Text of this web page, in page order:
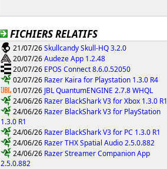
FICHIERS RELATIFS
21/07/26Skullcandy Skull-HQ 3.2.0
20/07/26Audeze App 1.2.48
20/07/26 EPOS Connect 8.6.0.52050
02/07/26 Razer Kaira for Playstation 1.3.0 R4
01/07/26 JBL QuantumENGINE 2.7.8 WHQL
24/06/26 Razer BlackShark V3 for Xbox 1.3.0 R1
24/06/26 Razer BlackShark V3 for PlayStation
1.3.0 R1
24/06/26 Razer BlackShark V3 for PC 1.3.0 R1
24/06/26 Razer THX Spatial Audio 2.5.0.882
24/06/26 Razer Streamer Companion App
2.5.0.882